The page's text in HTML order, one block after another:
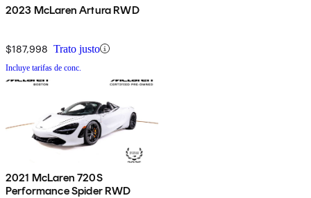
2023 McLaren Artura RWD
$187,998 Trato justo
Incluye tarifas de conc.
2021 McLaren 720S
Performance Spider RWD